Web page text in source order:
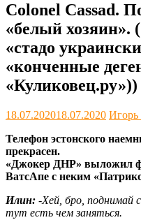
Colonel Cassad.
«белый хозяин».
«стадо
«конченные
«Куликовец.ру»))
18.07.202018.07.2020 Игорь
Телефон эстонского
прекрасен.
«Джокер ДНР» выложил
ВатсАпе с неким
Илин: -Хей, бро, поднимай
тут есть чем заняться.